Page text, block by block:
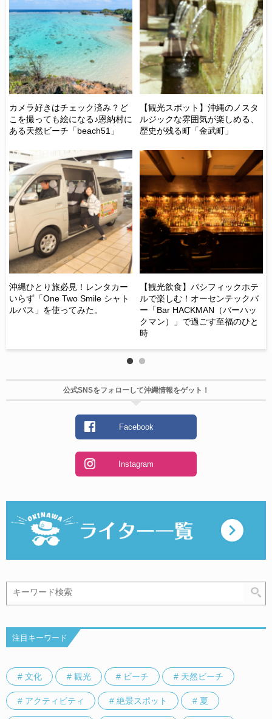
カメラ好きはチェック済み？ど
こを撮っても絵になる♪恩納村に
ある天然ビーチ「beach51」
【観光スポット】沖縄のノスタ
ルジックな雰囲気が楽しめる、
歴史が残る町「金武町」
沖縄ひとり旅必見！レンタカー
いらず「One Two Smile シャト
ルバス」を使ってみた。
【観光飲食】パシフィックホテ
ルで楽しむ！オーセンテックバ
ー「Bar HACKMAN（バーハッ
クマン）」で過ごす至福のひと
時
公式SNSをフォローして沖縄情報をゲット！
Facebook
Instagram
注目キーワード
# 文化 # 観光 # ビーチ # 天然ビーチ
# アクティビティ # 絶景スポット # 夏